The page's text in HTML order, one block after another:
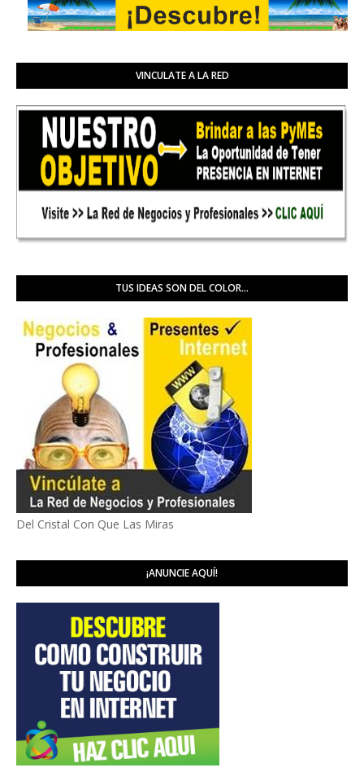
VINCULATE A LA RED
TUS IDEAS SON DEL COLOR...
Del Cristal Con Que Las Miras
¡ANUNCIE AQUÍ!